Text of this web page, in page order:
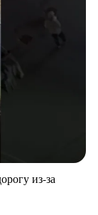
из-за